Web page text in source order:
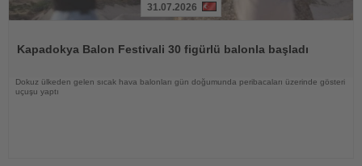
31.07.2026
Kapadokya Balon Festivali 30 figürlü balonla başladı
Dokuz ülkeden gelen sıcak hava balonları gün doğumunda peribacaları üzerinde gösteri
uçuşu yaptı